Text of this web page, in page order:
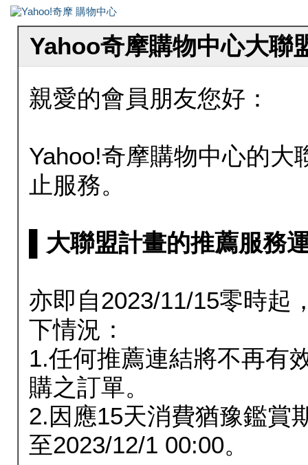
Yahoo奇摩購物中心大聯
親愛的會員朋友您好：
Yahoo!奇摩購物中心的大
止服務。
▌大聯盟計畫的推薦服務
亦即自2023/11/15零時起
下情況：
1.任何推薦連結將不再有
購之訂單。
2.因應15天消費猶豫鑑賞
至2023/12/1 00:00。